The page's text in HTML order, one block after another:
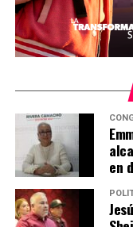
Comparte
Me gusta
en